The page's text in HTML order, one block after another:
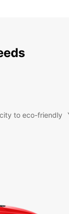
to eco-friendly